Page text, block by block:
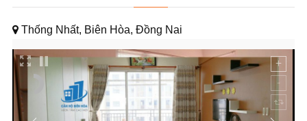
Thống Nhất, Biên Hòa, Đồng Nai